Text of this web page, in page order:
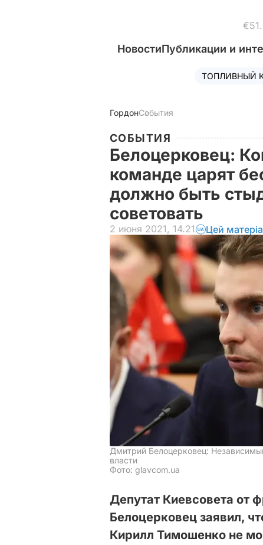
НовостиПубликации и
ТОПЛИВНЫЙ
ГордонСобытия
СОБЫТИЯ
Белоцерковец:
команде царят
должно быть
советовать
2 июня 2021, 14.21 Цей
Дмитрий Белоцерковец:
власти
Фото: glavcom.ua
Депутат Киевсовета от
Белоцерковец заявил,
Кирилл Тимошенко не